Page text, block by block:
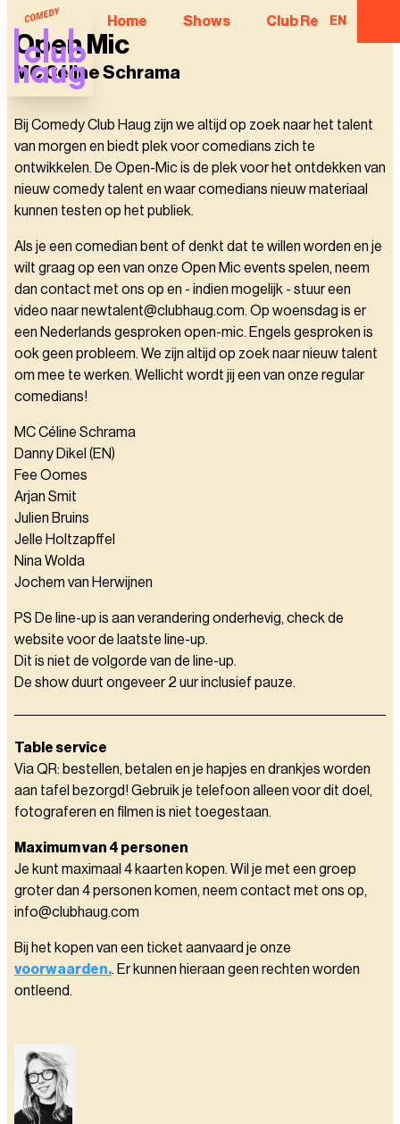
Home Shows Club Regulars
EN
Open Mic
MC Céline Schrama
Bij Comedy Club Haug zijn we altijd op zoek naar het talent
van morgen en biedt plek voor comedians zich te
ontwikkelen. De Open-Mic is de plek voor het ontdekken van
nieuw comedy talent en waar comedians nieuw materiaal
kunnen testen op het publiek.
Als je een comedian bent of denkt dat te willen worden en je
wilt graag op een van onze Open Mic events spelen, neem
dan contact met ons op en - indien mogelijk - stuur een
video naar newtalent@clubhaug.com. Op woensdag is er
een Nederlands gesproken open-mic. Engels gesproken is
ook geen probleem. We zijn altijd op zoek naar nieuw talent
om mee te werken. Wellicht wordt jij een van onze regular
comedians!
MC Céline Schrama
Danny Dikel (EN)
Fee Oomes
Arjan Smit
Julien Bruins
Jelle Holtzapffel
Nina Wolda
Jochem van Herwijnen
PS De line-up is aan verandering onderhevig, check de
website voor de laatste line-up.
Dit is niet de volgorde van de line-up.
De show duurt ongeveer 2 uur inclusief pauze.
Table service
Via QR: bestellen, betalen en je hapjes en drankjes worden
aan tafel bezorgd! Gebruik je telefoon alleen voor dit doel,
fotograferen en filmen is niet toegestaan.
Maximum van 4 personen
Je kunt maximaal 4 kaarten kopen. Wil je met een groep
groter dan 4 personen komen, neem contact met ons op,
info@clubhaug.com
Bij het kopen van een ticket aanvaard je onze
voorwaarden.. Er kunnen hieraan geen rechten worden
ontleend.